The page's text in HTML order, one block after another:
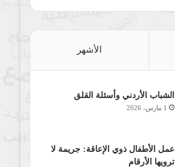
الأشهر
الشباب الأردني وأسئلة القلق
1 مارس، 2026
عمل الأطفال ذوي الإعاقة: جريمة لا
ترويها الأرقام